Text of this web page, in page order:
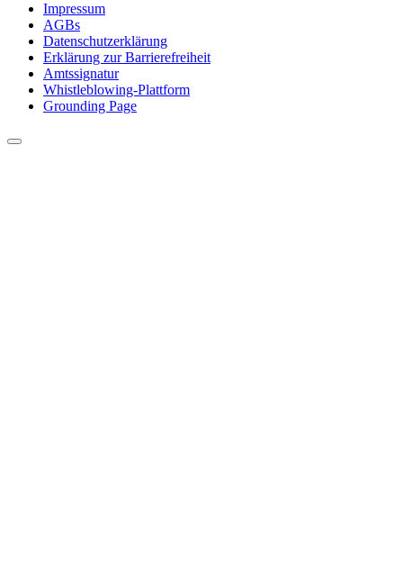
Impressum
AGBs
Datenschutzerklärung
Erklärung zur Barrierefreiheit
Amtssignatur
Whistleblowing-Plattform
Grounding Page